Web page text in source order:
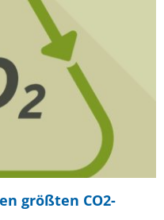
größten CO2-